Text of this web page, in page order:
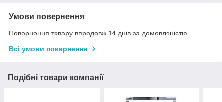
Умови повернення
Повернення товару впродовж 14 днів за домовленістю
Всі умови повернення
Подібні товари компанії